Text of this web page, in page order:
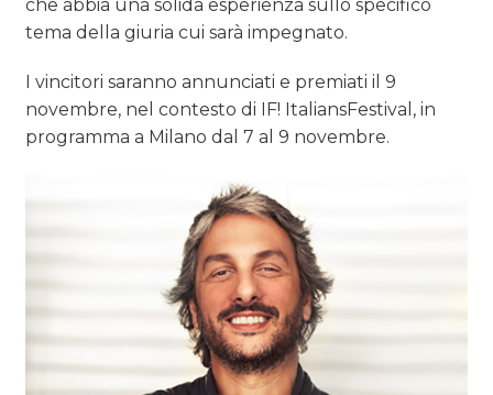
che abbia una solida esperienza sullo specifico
tema della giuria cui sarà impegnato.
I vincitori saranno annunciati e premiati il 9
novembre, nel contesto di IF! ItaliansFestival, in
programma a Milano dal 7 al 9 novembre.